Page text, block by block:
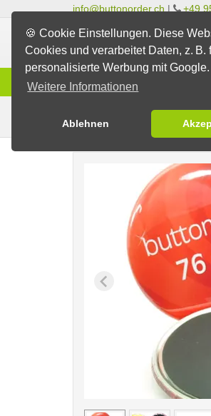
🍪 Cookie Einstellungen. Diese
Cookies und verarbeitet Daten, z. B.
personalisierte Werbung mit Google.
Weitere Informationen
Ablehnen
info@buttonorder.ch | +49
Infos
Buttons erstellen
< /picture>